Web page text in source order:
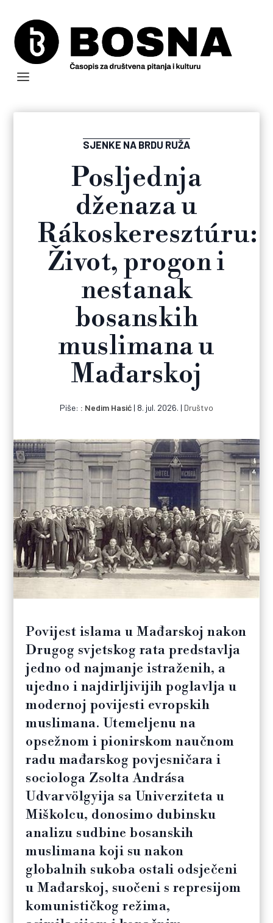
SJENKE NA BRDU RUŽA
Posljednja
dženaza u
Rákoskeresztúru:
Život, progon i
nestanak
bosanskih
muslimana u
Mađarskoj
Piše: Nedim Hasić | 8. jul. 2026. | Društvo
Povijest islama u Mađarskoj nakon
Drugog svjetskog rata predstavlja
jedno od najmanje istraženih, a
ujedno i najdirljivijih poglavlja u
modernoj povijesti evropskih
muslimana. Utemeljenu na
opsežnom i pionirskom naučnom
radu mađarskog povjesničara i
sociologa Zsolta Andrása
Udvarvölgyija sa Univerziteta u
Miškolcu, donosimo dubinsku
analizu sudbine bosanskih
muslimana koji su nakon
globalnih sukoba ostali odsječeni
u Mađarskoj, suočeni s represijom
komunističkog režima,